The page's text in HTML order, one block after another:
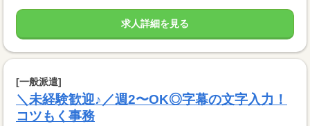
求人詳細を見る
[一般派遣]
＼未経験歓迎♪／週2〜OK◎字幕の文字入力！
コツもく事務